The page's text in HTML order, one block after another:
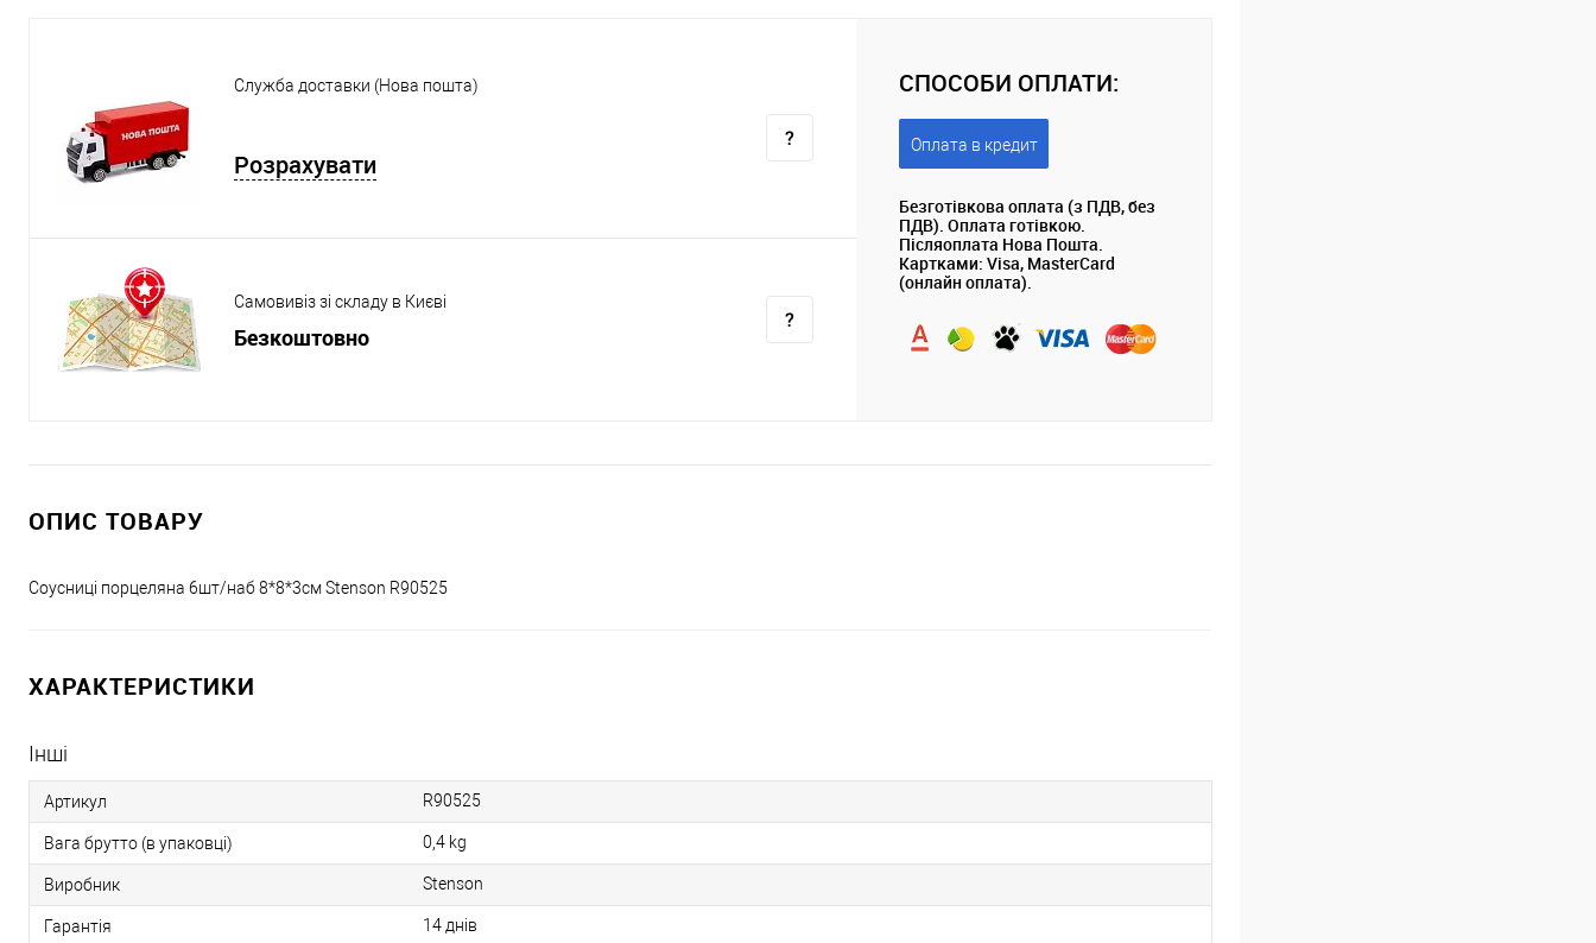
Служба доставки (Нова пошта)
Розрахувати
Самовивіз зі складу в Києві
Безкоштовно
СПОСОБИ ОПЛАТИ:
Оплата в кредит
Безготівкова оплата (з ПДВ, без
ПДВ). Оплата готівкою.
Післяоплата Нова Пошта.
Картками: Visa, MasterCard
(онлайн оплата).
ОПИС ТОВАРУ
Соусниці порцеляна 6шт/наб 8*8*3см Stenson R90525
ХАРАКТЕРИСТИКИ
Інші
Артикул R90525
Вага брутто (в упаковці) 0,4 kg
Виробник Stenson
Гарантія 14 днів